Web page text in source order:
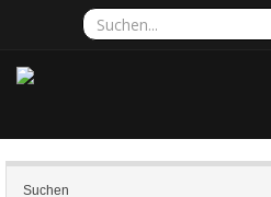
Suchen